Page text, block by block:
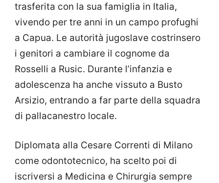
trasferita con la sua famiglia in Italia,
vivendo per tre anni in un campo profughi
a Capua. Le autorità jugoslave costrinsero
i genitori a cambiare il cognome da
Rosselli a Rusic. Durante l’infanzia e
adolescenza ha anche vissuto a Busto
Arsizio, entrando a far parte della squadra
di pallacanestro locale.
Diplomata alla Cesare Correnti di Milano
come odontotecnico, ha scelto poi di
iscriversi a Medicina e Chirurgia sempre